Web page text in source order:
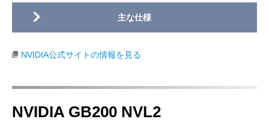
NVIDIA公式サイトの情報を見る
NVIDIA GB200 NVL2